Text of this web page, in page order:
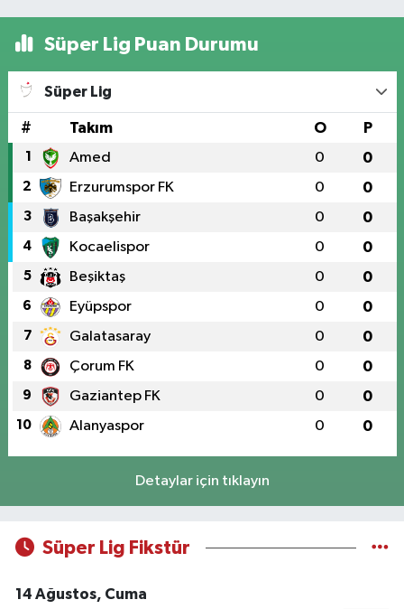
Süper Lig Puan Durumu
Süper Lig
# Takım O P
1 Amed 0 0
2 Erzurumspor FK 0 0
3 Başakşehir 0 0
4 Kocaelispor 0 0
5 Beşiktaş 0 0
6 Eyüpspor 0 0
7 Galatasaray 0 0
8 Çorum FK 0 0
9 Gaziantep FK 0 0
10 Alanyaspor 0 0
Detaylar için tıklayın
Süper Lig Fikstür
14 Ağustos, Cuma